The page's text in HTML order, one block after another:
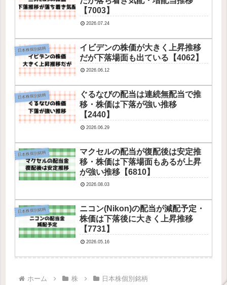
【7003】
2026.07.24
日本株個別銘柄
イビデンの株価が大きく上昇推移
だが下落場面も出ている【4062】
2026.06.12
日本株個別銘柄
ぐるなびの配当は連続無配当で推
移・株価は下落が強い推移
【2440】
2026.06.29
日本株個別銘柄
マクセルの配当が復配後は安定推
移・株価は下落場面もあるが上昇
が強い推移【6810】
2026.08.03
日本株個別銘柄
ニコン(Nikon)の配当が減配予定・
株価は下落後に大きく上昇推移
【7731】
2026.05.16
ホーム 株 日本株個別銘柄